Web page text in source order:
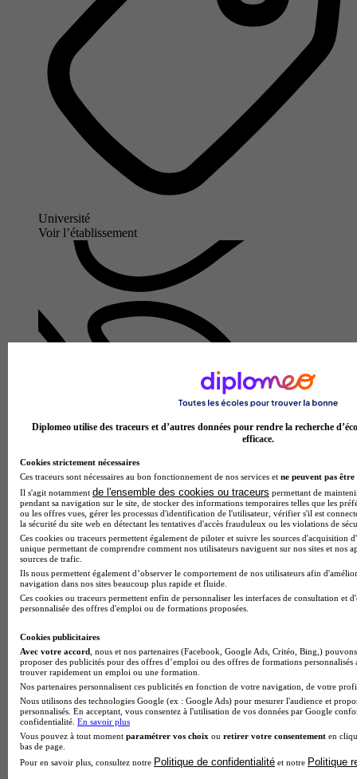
Université
Voir l’établissement
UFR de lettres, langues et sciences humaines Angers
3.6
5 avis
Angers
Diplomeo utilise des traceurs et d’autres données pour rendre la recherche
efficace.
Cookies strictement nécessaires
Ces traceurs sont nécessaires au bon fonctionnement de nos services et ne peuvent pas être
Il s'agit notamment de l'ensemble des cookies ou traceurs permettant de
pendant sa navigation sur le site, de stocker des informations temporaires telles que les
ou les offres vues, gérer les processus d'identification de l'utilisateur, vérifier s'il est
la sécurité du site web en détectant les tentatives d'accès frauduleux ou les violations de
Ces cookies ou traceurs permettent également de piloter et suivre les sources d'acquisition
unique permettant de comprendre comment nos utilisateurs naviguent sur nos sites et nos
sources de trafic.
Ils nous permettent également d’observer le comportement de nos utilisateurs afin
navigation dans nos sites beaucoup plus rapide et fluide.
Ces cookies ou traceurs permettent enfin de personnaliser les interfaces de consultation et
personnalisée des offres d'emploi ou de formations proposées.
Cookies publicitaires
Avec votre accord , nous et nos partenaires (Facebook, Google Ads, Critéo, Bing,)
proposer des publicités pour des offres d’emploi ou des offres de formations
trouver rapidement un emploi ou une formation.
Nos partenaires personnalisent ces publicités en fonction de votre navigation, de votre
Nous utilisons des technologies Google (ex : Google Ads) pour mesurer l'audience et
personnalisés. En acceptant, vous consentez à l'utilisation de vos données par Google
confidentialité. En savoir plus
Vous pouvez à tout moment paramétrer vos choix ou retirer votre consentement en
bas de page.
Pour en savoir plus, consultez notre Politique de confidentialité et notre Politique